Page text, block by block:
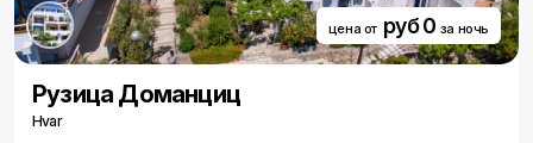
цена от руб 0 за ночь
Рузица Доманциц
Hvar